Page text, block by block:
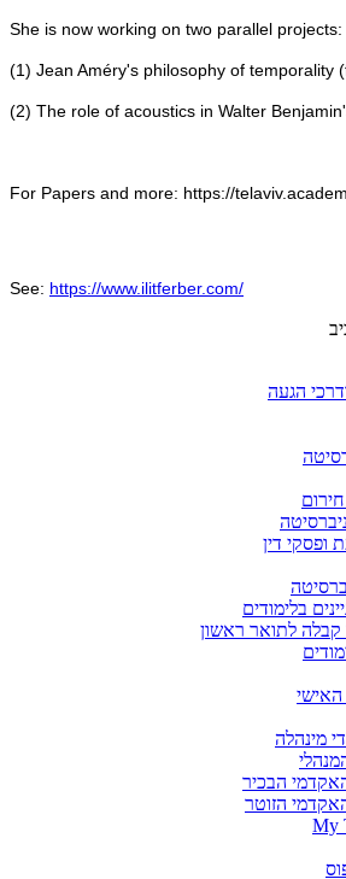
She is now working on two parallel projects:
(1) Jean Améry's philosophy of temporality
(2) The role of acoustics in Walter
For Papers and more: https://
See: https://www.ilitferber.com/
הגעה
ופסקי דין
בלימודים
קבלה לתואר ראשון
האישי
מינהלה
הבכיר
הזוטר